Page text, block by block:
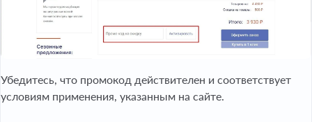
Убедитесь, что промокод действителен и соответствует
условиям применения, указанным на сайте.